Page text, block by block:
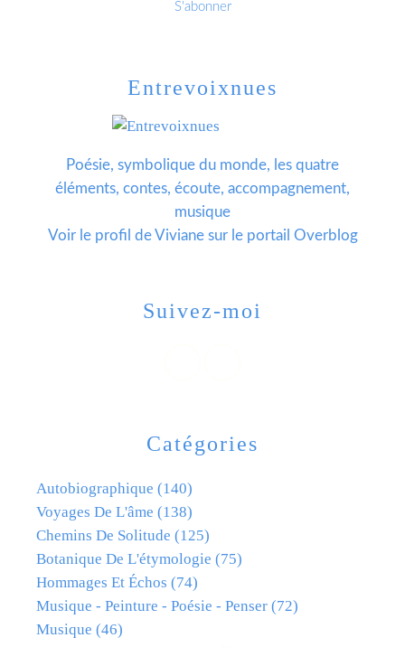
Catégories
Autobiographique (140)
Voyages De L'âme (138)
Chemins De Solitude (125)
Botanique De L'étymologie (75)
Hommages Et Échos (74)
Musique - Peinture - Poésie - Penser (72)
Musique (46)
Entrevoixnues
Poésie, symbolique du monde, les quatre
éléments, contes, écoute, accompagnement,
musique
Voir le profil deVivianesur le portail Overblog
Suivez-moi